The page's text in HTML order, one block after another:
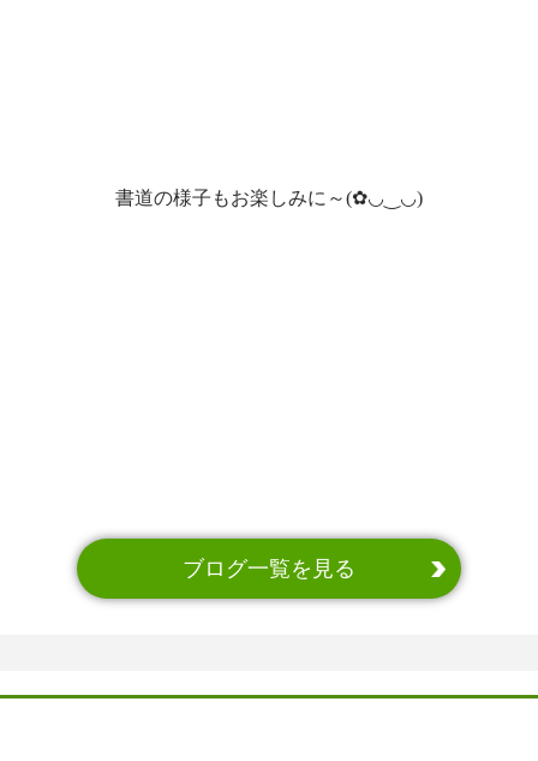
書道の様子もお楽しみに～(✿◡‿◡)
ブログ一覧を見る